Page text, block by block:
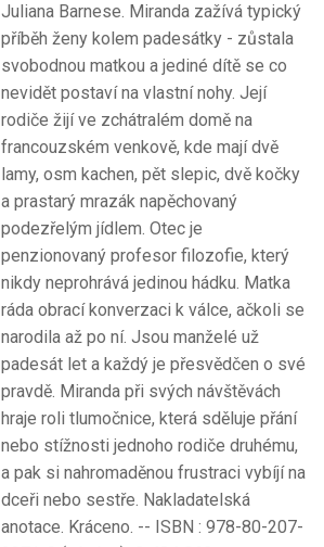
Juliana Barnese. Miranda zažívá typický
příběh ženy kolem padesátky - zůstala
svobodnou matkou a jediné dítě se co
nevidět postaví na vlastní nohy. Její
rodiče žijí ve zchátralém domě na
francouzském venkově, kde mají dvě
lamy, osm kachen, pět slepic, dvě kočky
a prastarý mrazák napěchovaný
podezřelým jídlem. Otec je
penzionovaný profesor filozofie, který
nikdy neprohrává jedinou hádku. Matka
ráda obrací konverzaci k válce, ačkoli se
narodila až po ní. Jsou manželé už
padesát let a každý je přesvědčen o své
pravdě. Miranda při svých návštěvách
hraje roli tlumočnice, která sděluje přání
nebo stížnosti jednoho rodiče druhému,
a pak si nahromaděnou frustraci vybíjí na
dceři nebo sestře. Nakladatelská
anotace. Kráceno. -- ISBN : 978-80-207-